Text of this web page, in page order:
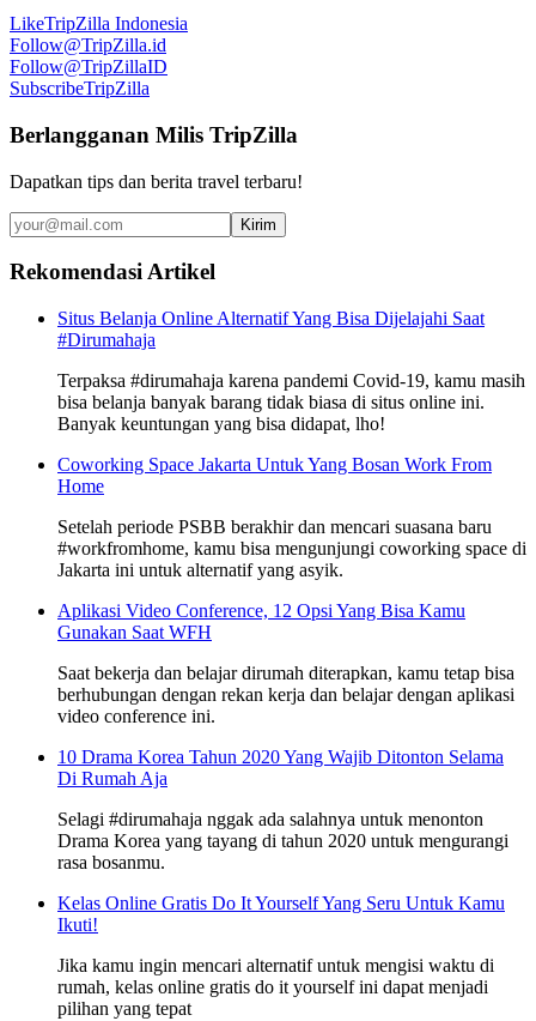
LikeTripZilla Indonesia
Follow@TripZilla.id
Follow@TripZillaID
SubscribeTripZilla
Berlangganan Milis TripZilla
Dapatkan tips dan berita travel terbaru!
Kirim
Rekomendasi Artikel
Situs Belanja Online Alternatif Yang Bisa Dijelajahi Saat
#Dirumahaja
Terpaksa #dirumahaja karena pandemi Covid-19, kamu masih
bisa belanja banyak barang tidak biasa di situs online ini.
Banyak keuntungan yang bisa didapat, lho!
Coworking Space Jakarta Untuk Yang Bosan Work From
Home
Setelah periode PSBB berakhir dan mencari suasana baru
#workfromhome, kamu bisa mengunjungi coworking space di
Jakarta ini untuk alternatif yang asyik.
Aplikasi Video Conference, 12 Opsi Yang Bisa Kamu
Gunakan Saat WFH
Saat bekerja dan belajar dirumah diterapkan, kamu tetap bisa
berhubungan dengan rekan kerja dan belajar dengan aplikasi
video conference ini.
10 Drama Korea Tahun 2020 Yang Wajib Ditonton Selama
Di Rumah Aja
Selagi #dirumahaja nggak ada salahnya untuk menonton
Drama Korea yang tayang di tahun 2020 untuk mengurangi
rasa bosanmu.
Kelas Online Gratis Do It Yourself Yang Seru Untuk Kamu
Ikuti!
Jika kamu ingin mencari alternatif untuk mengisi waktu di
rumah, kelas online gratis do it yourself ini dapat menjadi
pilihan yang tepat